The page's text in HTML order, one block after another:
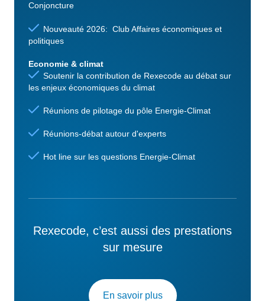
Conjoncture
Nouveauté 2026: Club Affaires économiques et
politiques
Economie & climat
Soutenir la contribution de Rexecode au débat sur
les enjeux économiques du climat
Réunions de pilotage du pôle Energie-Climat
Réunions-débat autour d'experts
Hot line sur les questions Energie-Climat
Rexecode, c’est aussi des prestations
sur mesure
En savoir plus